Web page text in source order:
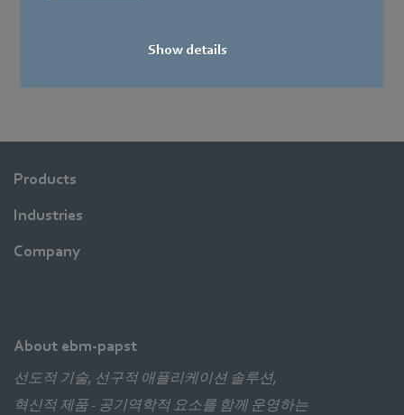
Show details
Products
Industries
Company
About ebm-papst
선도적 기술, 선구적 애플리케이션 솔루션,
혁신적 제품 - 공기역학적 요소를 함께 운영하는